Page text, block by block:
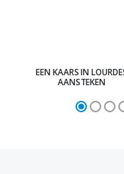
EEN KAARS IN
AANSTEKEN